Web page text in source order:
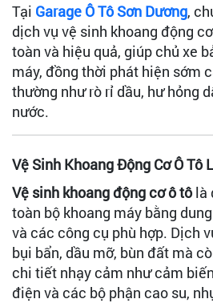
Tại Garage Ô Tô Sơn Dương,
dịch vụ vệ sinh khoang động
toàn và hiệu quả, giúp chủ xe
máy, đồng thời phát hiện sớm
thường như rò rỉ dầu, hư hỏng
nước.
Vệ Sinh Khoang Động Cơ Ô Tô
Vệ sinh khoang động cơ ô tôlà
toàn bộ khoang máy bằng
và các công cụ phù hợp. Dịch
bụi bẩn, dầu mỡ, bùn đất mà
chi tiết nhạy cảm như cảm
điện và các bộ phận cao su,